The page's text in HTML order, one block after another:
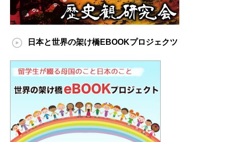
日本と世界の架け橋EBOOKプロジェクツ